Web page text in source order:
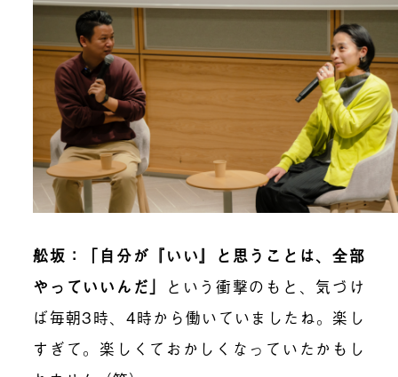
舩坂：「自分が『いい』と思うことは、全部
やっていいんだ」 という衝撃のもと、気づけ
ば毎朝3時、4時から働いていましたね。楽し
すぎて。楽しくておかしくなっていたかもし